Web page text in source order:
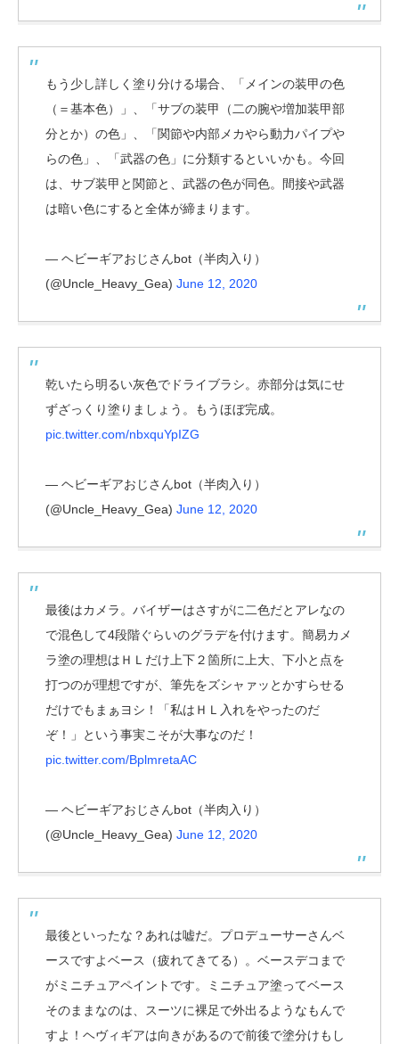
もう少し詳しく塗り分ける場合、「メインの装甲の色
（＝基本色）」、「サブの装甲（二の腕や増加装甲部
分とか）の色」、「関節や内部メカやら動力パイプや
らの色」、「武器の色」に分類するといいかも。今回
は、サブ装甲と関節と、武器の色が同色。間接や武器
は暗い色にすると全体が締まります。
— ヘビーギアおじさんbot（半肉入り）
(@Uncle_Heavy_Gea) June 12, 2020
乾いたら明るい灰色でドライブラシ。赤部分は気にせ
ずざっくり塗りましょう。もうほぼ完成。
pic.twitter.com/nbxquYpIZG
— ヘビーギアおじさんbot（半肉入り）
(@Uncle_Heavy_Gea) June 12, 2020
最後はカメラ。バイザーはさすがに二色だとアレなの
で混色して4段階ぐらいのグラデを付けます。簡易カメ
ラ塗の理想はＨＬだけ上下２箇所に上大、下小と点を
打つのが理想ですが、筆先をズシャァッとかすらせる
だけでもまぁヨシ！「私はＨＬ入れをやったのだ
ぞ！」という事実こそが大事なのだ！
pic.twitter.com/BplmretaAC
— ヘビーギアおじさんbot（半肉入り）
(@Uncle_Heavy_Gea) June 12, 2020
最後といったな？あれは嘘だ。プロデューサーさんベ
ースですよベース（疲れてきてる）。ベースデコまで
がミニチュアペイントです。ミニチュア塗ってベース
そのままなのは、スーツに裸足で外出るようなもんで
すよ！ヘヴィギアは向きがあるので前後で塗分けもし